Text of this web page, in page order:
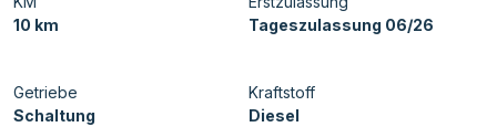
10 km
Tageszulassung 06/26
Getriebe
Schaltung
Kraftstoff
Diesel